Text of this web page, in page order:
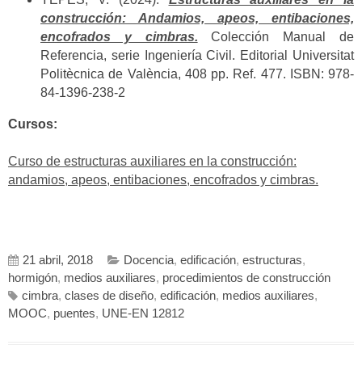
construcción: Andamios, apeos, entibaciones,
encofrados y cimbras. Colección Manual de
Referencia, serie Ingeniería Civil. Editorial Universitat
Politècnica de València, 408 pp. Ref. 477. ISBN: 978-
84-1396-238-2
Cursos:
Curso de estructuras auxiliares en la construcción:
andamios, apeos, entibaciones, encofrados y cimbras.
21 abril, 2018 Docencia, edificación, estructuras,
hormigón, medios auxiliares, procedimientos de construcción
cimbra, clases de diseño, edificación, medios auxiliares,
MOOC, puentes, UNE-EN 12812